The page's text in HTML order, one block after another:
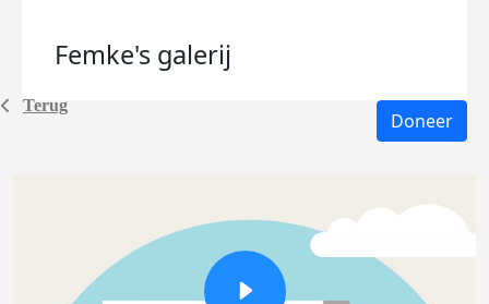
Terug
Femke's galerij
Doneer